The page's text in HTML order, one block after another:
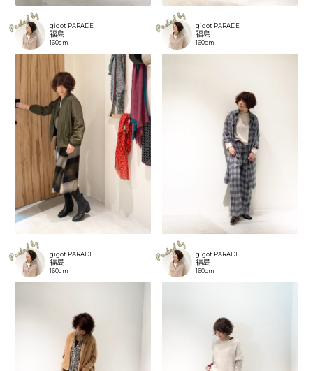
gigot PARADE
福島
160cm
gigot PARADE
福島
160cm
gigot PARADE
福島
160cm
gigot PARADE
福島
160cm